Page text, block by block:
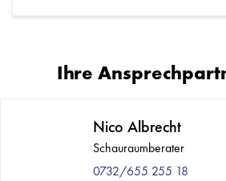
Ihre
Nico Albrecht
Schauraumberater
0732/655 255 18